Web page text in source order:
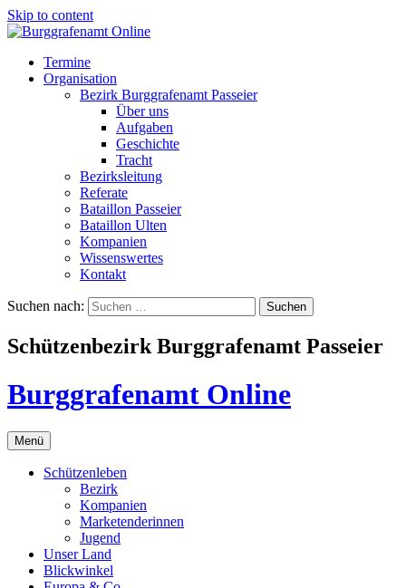
Skip to content
Termine
Organisation
Bezirk Burggrafenamt Passeier
Über uns
Aufgaben
Geschichte
Tracht
Bezirksleitung
Referate
Bataillon Passeier
Bataillon Ulten
Kompanien
Wissenswertes
Kontakt
Suchen nach:
Schützenbezirk Burggrafenamt Passeier
Burggrafenamt Online
Menü
Schützenleben
Bezirk
Kompanien
Marketenderinnen
Jugend
Unser Land
Blickwinkel